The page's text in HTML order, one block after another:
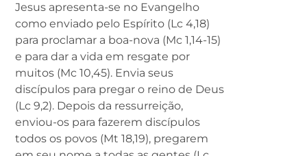
Jesus apresenta-se no Evangelho
como enviado pelo Espírito (Lc 4,18)
para proclamar a boa-nova (Mc 1,14-15)
e para dar a vida em resgate por
muitos (Mc 10,45). Envia seus
discípulos para pregar o reino de Deus
(Lc 9,2). Depois da ressurreição,
enviou-os para fazerem discípulos
todos os povos (Mt 18,19), pregarem